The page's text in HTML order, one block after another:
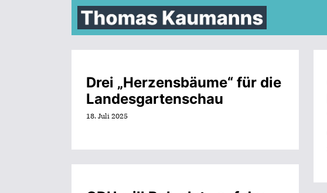
Drei „Herzensbäume“ für die
Landesgartenschau
18. Juli 2025